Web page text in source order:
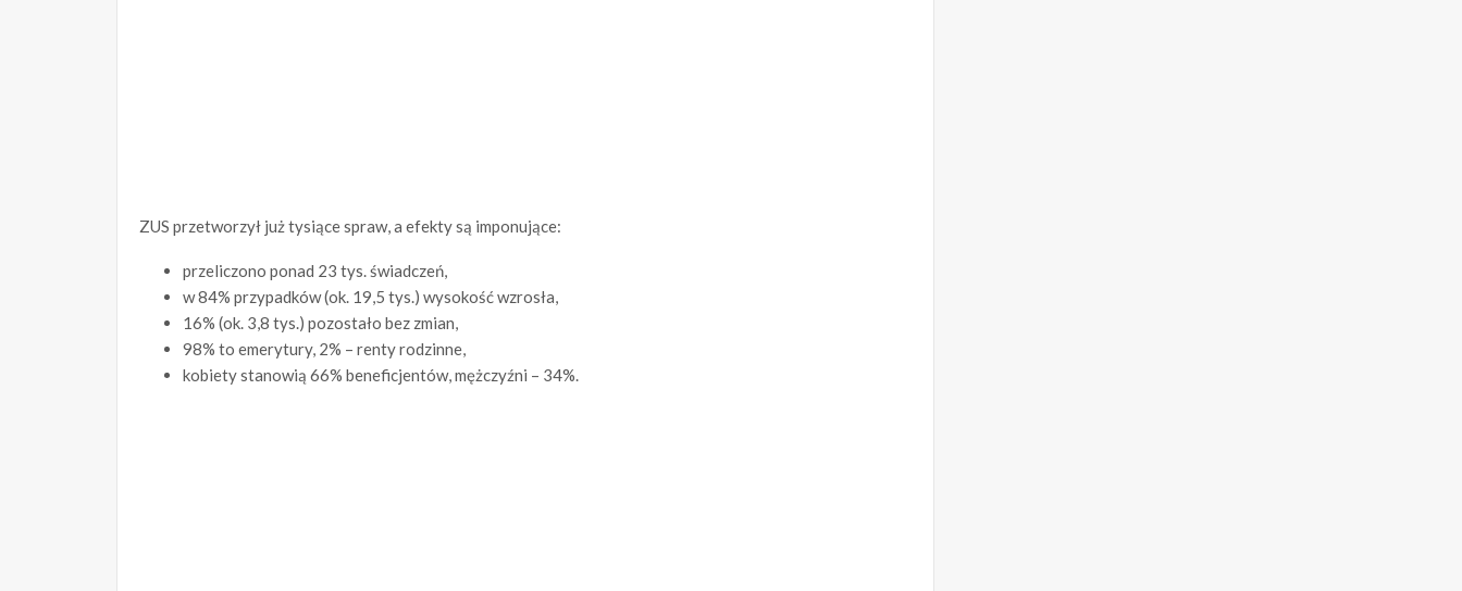
ZUS przetworzył już tysiące spraw, a efekty są imponujące:
przeliczono ponad 23 tys. świadczeń,
w 84% przypadków (ok. 19,5 tys.) wysokość wzrosła,
16% (ok. 3,8 tys.) pozostało bez zmian,
98% to emerytury, 2% – renty rodzinne,
kobiety stanowią 66% beneficjentów, mężczyźni – 34%.